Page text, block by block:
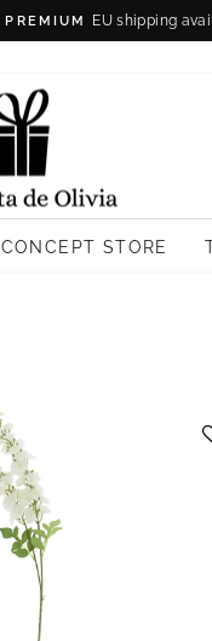
diapositivas
Resto: Peninsula 4,90€
CONCEPT STORE